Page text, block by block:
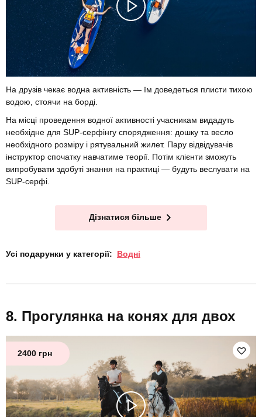
На друзів чекає водна активність — їм доведеться плисти тихою
водою, стоячи на борді.
На місці проведення водної активності учасникам видадуть
необхідне для SUP-серфінгу спорядження: дошку та весло
необхідного розміру і рятувальний жилет. Пару відвідувачів
інструктор спочатку навчатиме теорії. Потім клієнти зможуть
випробувати здобуті знання на практиці — будуть веслувати на
SUP-серфі.
Дізнатися більше
Усі подарунки у категорії: Водні
Прогулянка на конях для двох
2400 грн